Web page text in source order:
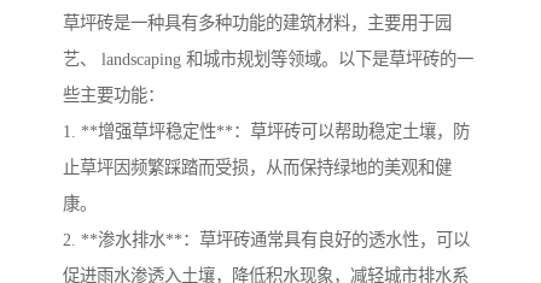
草坪砖是一种具有多种功能的建筑材料，主要用于园
艺、 landscaping 和城市规划等领域。以下是草坪砖的一
些主要功能：
1. **增强草坪稳定性**：草坪砖可以帮助稳定土壤，防
止草坪因频繁踩踏而受损，从而保持绿地的美观和健
康。
2. **渗水排水**：草坪砖通常具有良好的透水性，可以
促进雨水渗透入土壤，降低积水现象，减轻城市排水系